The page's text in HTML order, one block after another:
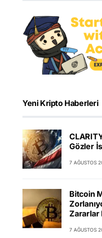
Yeni Kripto Haberleri
Gözler
7 AĞUSTOS
Bitcoin
Zararlar
7 AĞUSTOS